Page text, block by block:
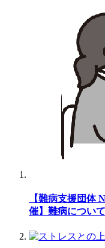
【難病支援団体
催】難病につい